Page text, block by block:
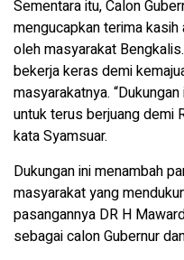
Sementara itu, Calon
mengucapkan terima
oleh masyarakat
bekerja keras demi
masyarakatnya.
untuk terus berjuang demi
kata Syamsuar.
Dukungan ini menambah
masyarakat yang
pasangannya DR H
sebagai calon Gubernur